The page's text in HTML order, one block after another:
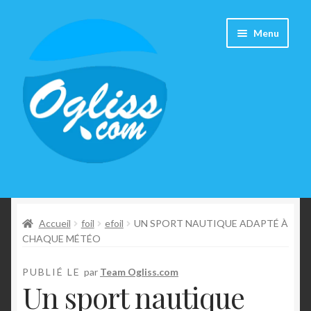
e
à
v
g
t
i
o
e
a
t
e
n
Menu
Guide d’achat
Météo surf
Accueil foil efoil
UN SPORT NAUTIQUE ADAPTÉ À
CHAQUE MÉTÉO
PUBLIÉ LE par Team Ogliss.com
Un sport nautique